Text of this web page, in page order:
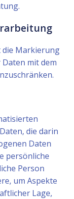
die Markierung
mit dem
die darin
Daten
persönliche
Person
um Aspekte
Lage,